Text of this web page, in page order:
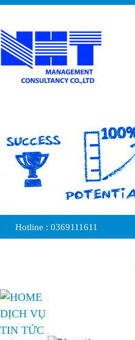
Hotline : 0369111611
DỊCH VỤ
TIN TỨC